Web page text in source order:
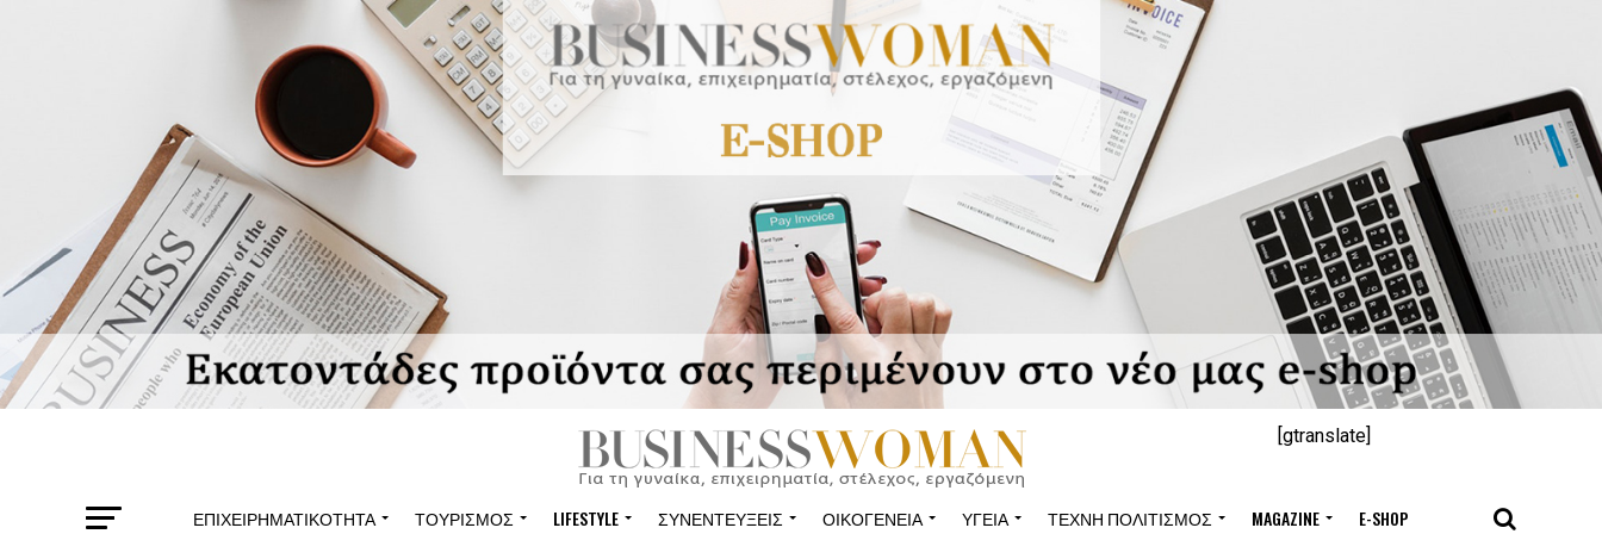
[gtranslate]
ΕΠΙΧΕΙΡΗΜΑΤΙΚΌΤΗΤΑ ΤΟΥΡΙΣΜΌΣ LIFESTYLE ΣΥΝΕΝΤΕΎΞΕΙΣ ΟΙΚΟΓΈΝΕΙΑ ΥΓΕΊΑ ΤΈΧΝΗ ΠΟΛΙΤΙΣΜΌΣ MAGAZINE E-SHOP